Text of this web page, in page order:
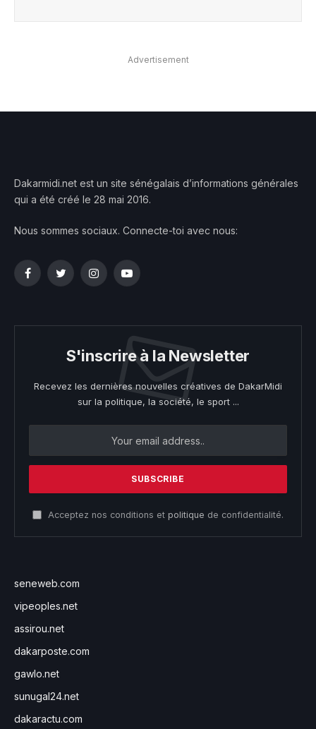
Advertisement
Dakarmidi.net est un site sénégalais d’informations générales
qui a été créé le 28 mai 2016.
Nous sommes sociaux. Connecte-toi avec nous:
FacebookTwitterInstagramYouTube
S'inscrire à la Newsletter
Recevez les dernières nouvelles créatives de DakarMidi
sur la politique, la société, le sport ...
Acceptez nos conditions et politique de confidentialité.
seneweb.com
vipeoples.net
assirou.net
dakarposte.com
gawlo.net
sunugal24.net
dakaractu.com